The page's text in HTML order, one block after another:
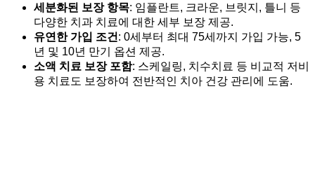
세분화된 보장 항목: 임플란트, 크라운, 브릿지, 틀니 등
다양한 치과 치료에 대한 세부 보장 제공.
유연한 가입 조건 : 0세부터 최대 75세까지 가입 가능, 5
년 및 10년 만기 옵션 제공.
소액 치료 보장 포함: 스케일링, 치수치료 등 비교적 저비
용 치료도 보장하여 전반적인 치아 건강 관리에 도움.